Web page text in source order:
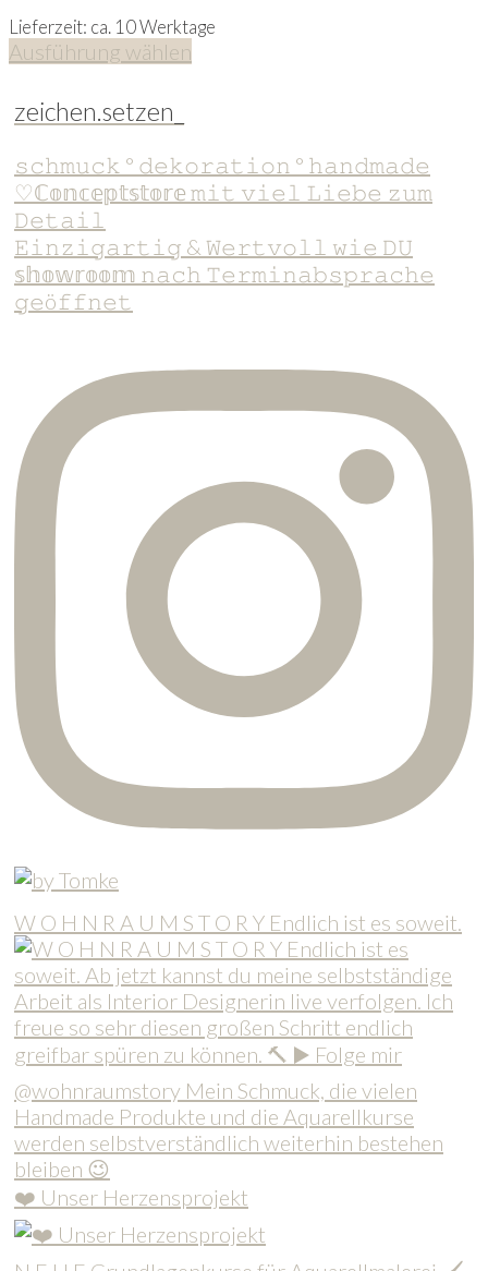
Lieferzeit: ca. 10 Werktage
Ausführung wählen
zeichen.setzen_
𝚜𝚌𝚑𝚖𝚞𝚌𝚔 ° 𝚍𝚎𝚔𝚘𝚛𝚊𝚝𝚒𝚘𝚗 ° 𝚑𝚊𝚗𝚍𝚖𝚊𝚍𝚎
♡ℂ𝕠𝕟𝕔𝕖𝕡𝕥𝕤𝕥𝕠𝕣𝕖 𝚖𝚒𝚝 𝚟𝚒𝚎𝚕 𝙻𝚒𝚎𝚋𝚎 𝚣𝚞𝚖
𝙳𝚎𝚝𝚊𝚒𝚕
𝙴𝚒𝚗𝚣𝚒𝚐𝚊𝚛𝚝𝚒𝚐 & 𝚆𝚎𝚛𝚝𝚟𝚘𝚕𝚕 𝚠𝚒𝚎 𝙳𝚄
𝕤𝕙𝕠𝕨𝕣𝕠𝕠𝕞 𝚗𝚊𝚌𝚑 𝚃𝚎𝚛𝚖𝚒𝚗𝚊𝚋𝚜𝚙𝚛𝚊𝚌𝚑𝚎
𝚐𝚎ö𝚏𝚏𝚗𝚎𝚝
W O H N R A U M S T O R Y Endlich ist es soweit.
❤️ Unser Herzensprojekt